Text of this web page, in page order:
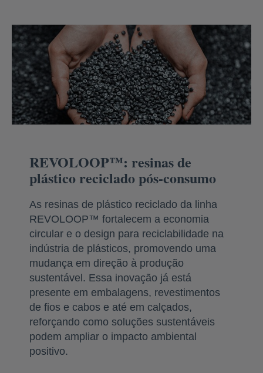
REVOLOOP™: resinas de
plástico reciclado pós-consumo
As resinas de plástico reciclado da linha
REVOLOOP™ fortalecem a economia
circular e o design para reciclabilidade na
indústria de plásticos, promovendo uma
mudança em direção à produção
sustentável. Essa inovação já está
presente em embalagens, revestimentos
de fios e cabos e até em calçados,
reforçando como soluções sustentáveis
podem ampliar o impacto ambiental
positivo.